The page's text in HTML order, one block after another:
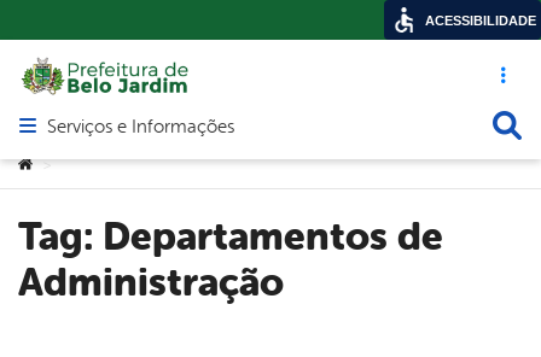
Acesso
Abrir menu principal de navegação
Serviços e Informações
Você está aqui:
>
Tag: Departamentos de
Administração
ACESSIBILIDADE